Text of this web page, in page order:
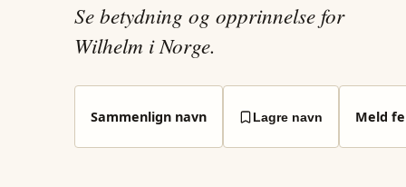
Se betydning og opprinnelse for
Wilhelm i Norge.
Sammenlign navn Lagre navn Meld